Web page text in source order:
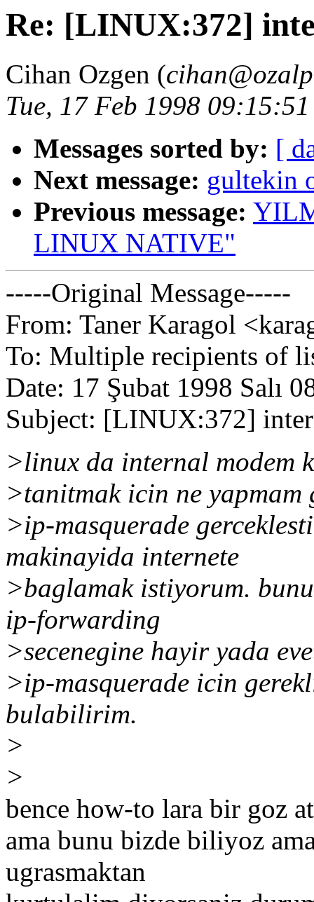
Re: [LINUX:372]
Cihan Ozgen (
Tue, 17 Feb 1998
Messages sorted by: [
Next message: gultekin
Previous message:
LINUX NATIVE"
-----Original Message-----
From: Taner Karagol
To: Multiple recipients of
Date: 17 Şubat 1998 Salı
Subject: [LINUX:372]
>linux da internal modem
>tanitmak icin ne yapmam
>ip-masquerade
makinayida internete
>baglamak istiyorum.
ip-forwarding
>secenegine hayir yada
>ip-masquerade icin
bulabilirim.
>
>
bence how-to lara bir goz
ama bunu bizde biliyoz
ugrasmaktan